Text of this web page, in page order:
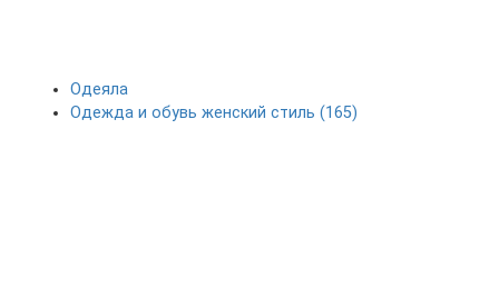
Одеяла
Одежда и обувь женский стиль (165)